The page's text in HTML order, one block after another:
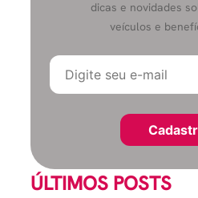
dicas e novidades
veículos e
ÚLTIMOS POSTS